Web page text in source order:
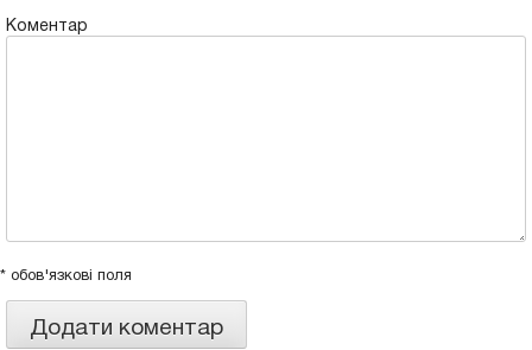
Коментар
* обов'язкові поля